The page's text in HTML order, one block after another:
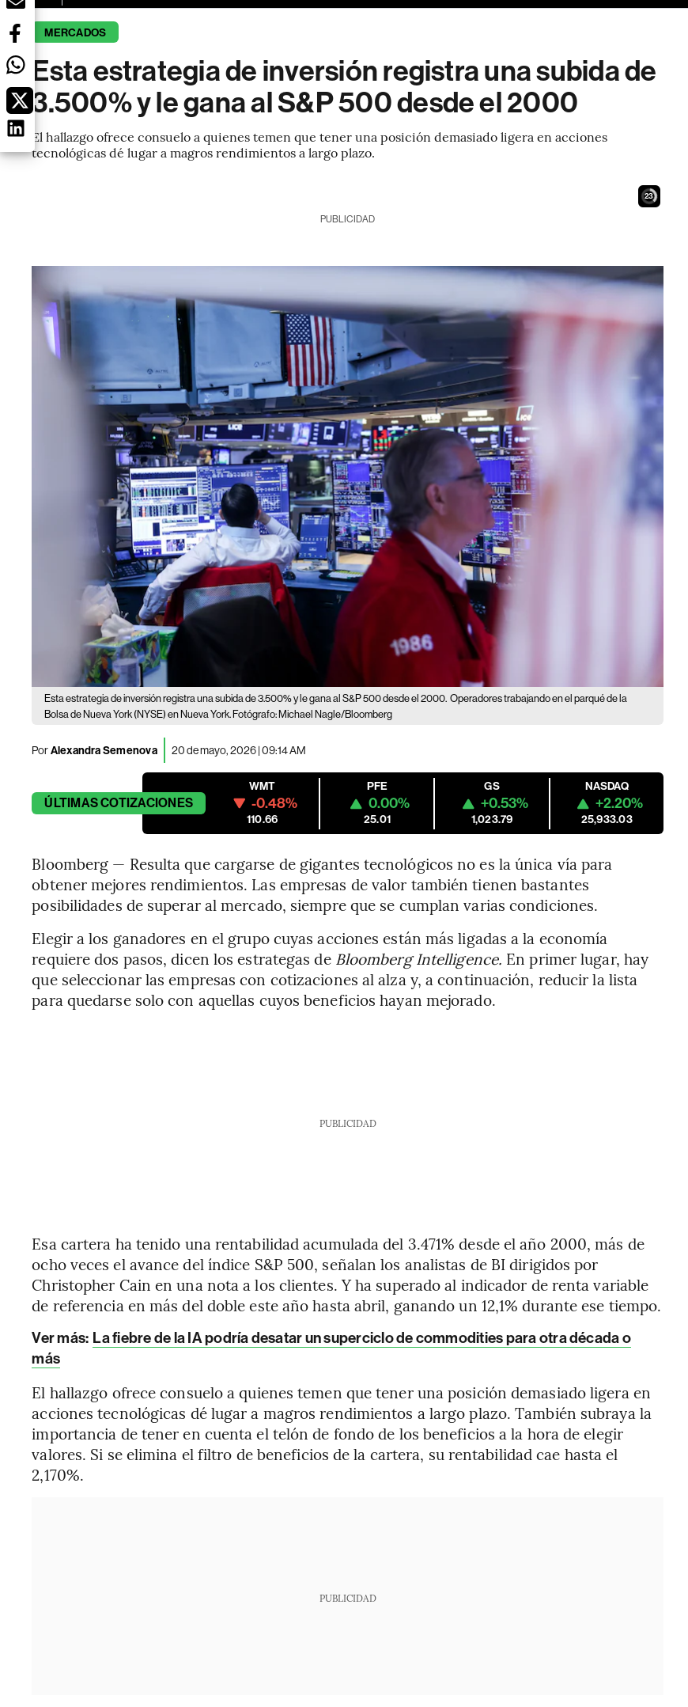
MERCADOS
Esta estrategia de inversión registra una subida de
3.500% y le gana al S&P 500 desde el 2000
El hallazgo ofrece consuelo a quienes temen que tener una posición demasiado ligera en acciones
tecnológicas dé lugar a magros rendimientos a largo plazo.
22
PUBLICIDAD
Esta estrategia de inversión registra una subida de 3.500% y le gana al S&P 500 desde el 2000. Operadores trabajando en el parqué de la
Bolsa de Nueva York (NYSE) en Nueva York. Fotógrafo: Michael Nagle/Bloomberg
PorAlexandra Semenova 20 de mayo, 2026 | 09:14 AM
ÚLTIMASCOTIZACIONES
WMT
-0.48%
110.66
PFE
0.00%
25.01
GS
+0.53%
1,023.79
NASDAQ
+2.20%
25,933.03
Bloomberg — Resulta que cargarse de gigantes tecnológicos no es la única vía para
obtener mejores rendimientos. Las empresas de valor también tienen bastantes
posibilidades de superar al mercado, siempre que se cumplan varias condiciones.
Elegir a los ganadores en el grupo cuyas acciones están más ligadas a la economía
requiere dos pasos, dicen los estrategas de Bloomberg Intelligence. En primer lugar, hay
que seleccionar las empresas con cotizaciones al alza y, a continuación, reducir la lista
para quedarse solo con aquellas cuyos beneficios hayan mejorado.
PUBLICIDAD
Esa cartera ha tenido una rentabilidad acumulada del 3.471% desde el año 2000, más de
ocho veces el avance del índice S&P 500, señalan los analistas de BI dirigidos por
Christopher Cain en una nota a los clientes. Y ha superado al indicador de renta variable
de referencia en más del doble este año hasta abril, ganando un 12,1% durante ese tiempo.
Ver más: La fiebre de la IA podría desatar un superciclo de commodities para otra década o
más
El hallazgo ofrece consuelo a quienes temen que tener una posición demasiado ligera en
acciones tecnológicas dé lugar a magros rendimientos a largo plazo. También subraya la
importancia de tener en cuenta el telón de fondo de los beneficios a la hora de elegir
valores. Si se elimina el filtro de beneficios de la cartera, su rentabilidad cae hasta el
2,170%.
PUBLICIDAD